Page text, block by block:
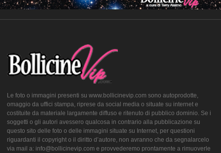
Le foto o immagini presenti su www.bollicinevip.com sono autoprodotte,
omaggio da uffici stampa, riprese da social media o situate su internet e
costituite da materiale largamente diffuso e ritenuto di pubblico dominio. Se i
soggetti o gli autori avessero qualcosa in contrario alla pubblicazione su
questo sito delle foto o delle immagini situate su Internet, per questioni
riguardanti il copyright o il diritto d’autore, non avranno che da segnalarcelo
via mail a: info@bollicinevip.com e provvederemo prontamente a rimuoverle